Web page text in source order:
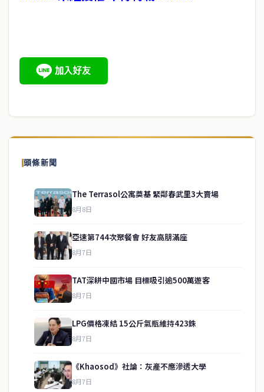
頭條新聞
The Terrasol公寓奠基 緊鄰春武里3大賣場
8月8日
亞速第744次聚餐會 好友高朋滿座
8月7日
TAT深耕中國市場 目標吸引逾500萬遊客
8月7日
LPG價格凍結 15公斤氣瓶維持423銖
8月7日
《Khaosod》社論：灰產不應滲透大學
8月7日
關於我們
service@thaichinesenews.com